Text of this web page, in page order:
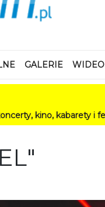
GALERIE WIDEO
kabarety i festiwale